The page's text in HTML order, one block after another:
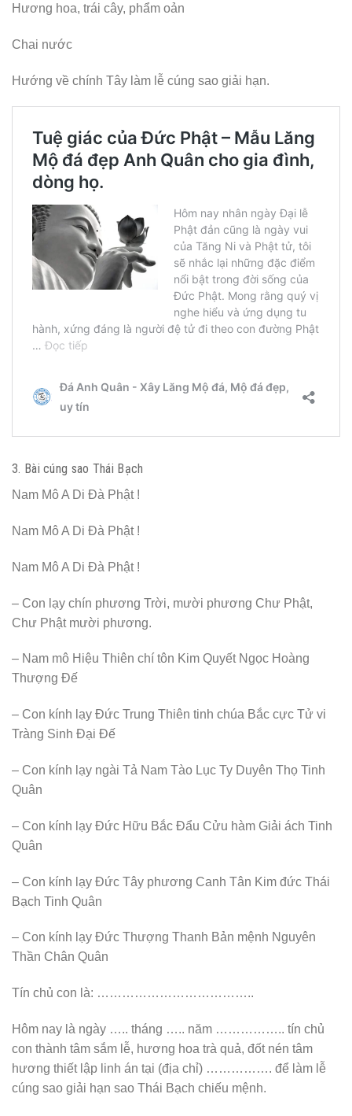
Hương hoa, trái cây, phẩm oản
Chai nước
Hướng về chính Tây làm lễ cúng sao giải hạn.
3. Bài cúng sao Thái Bạch
Nam Mô A Di Đà Phật !
Nam Mô A Di Đà Phật !
Nam Mô A Di Đà Phật !
– Con lạy chín phương Trời, mười phương Chư Phật,
Chư Phật mười phương.
– Nam mô Hiệu Thiên chí tôn Kim Quyết Ngọc Hoàng
Thượng Đế
– Con kính lạy Đức Trung Thiên tinh chúa Bắc cực Tử vi
Tràng Sinh Đại Đế
– Con kính lạy ngài Tả Nam Tào Lục Ty Duyên Thọ Tinh
Quân
– Con kính lạy Đức Hữu Bắc Đẩu Cửu hàm Giải ách Tinh
Quân
– Con kính lạy Đức Tây phương Canh Tân Kim đức Thái
Bạch Tinh Quân
– Con kính lạy Đức Thượng Thanh Bản mệnh Nguyên
Thần Chân Quân
Tín chủ con là: ………………………………..
Hôm nay là ngày ….. tháng ….. năm …………….. tín chủ
con thành tâm sắm lễ, hương hoa trà quả, đốt nén tâm
hương thiết lập linh án tại (địa chỉ) ……………. để làm lễ
cúng sao giải hạn sao Thái Bạch chiếu mệnh.